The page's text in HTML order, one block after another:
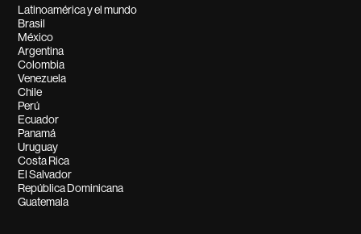
Latinoamérica y el mundo
Brasil
México
Argentina
Colombia
Venezuela
Chile
Perú
Ecuador
Panamá
Uruguay
Costa Rica
El Salvador
República Dominicana
Guatemala